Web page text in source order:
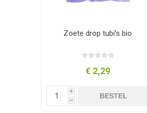
Zoete drop tubi's bio
€ 2,29
i
h
BESTEL